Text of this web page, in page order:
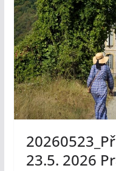
23.5. 2026